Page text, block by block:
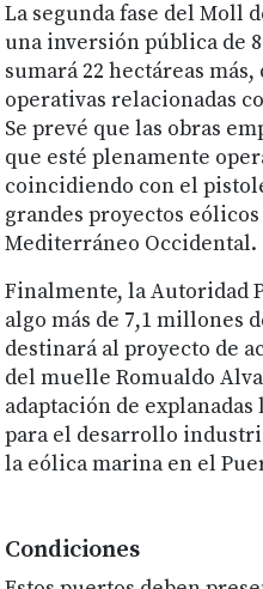
La segunda fase del Moll
una inversión pública de
sumará 22 hectáreas
operativas relacionadas
Se prevé que las obras
que esté plenamente
coincidiendo con el
grandes proyectos
Mediterráneo Occidental.
Finalmente, la Autoridad
algo más de 7,1 millones
destinará al proyecto de
del muelle Romualdo
adaptación de
para el desarrollo
la eólica marina en el
Condiciones